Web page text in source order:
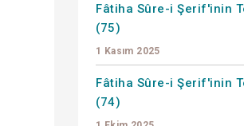
Fâtiha Sûre-i Şerif'inin
(75)
1 Kasım 2025
Fâtiha Sûre-i Şerif'inin
(74)